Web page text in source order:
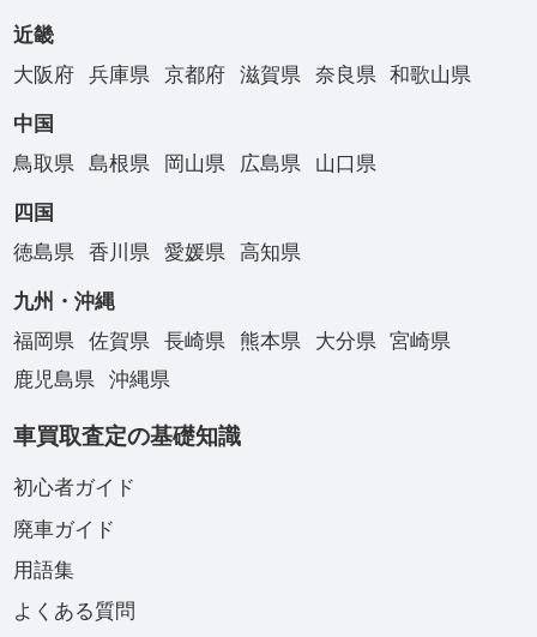
近畿
大阪府
兵庫県 京都府 滋賀県 奈良県 和歌山県
中国
鳥取県
島根県 岡山県 広島県 山口県
四国
徳島県
香川県 愛媛県 高知県
九州・沖縄
福岡県
佐賀県 長崎県 熊本県 大分県
宮崎県
鹿児島県
沖縄県
車買取査定の基礎知識
初心者ガイド
廃車ガイド
用語集
よくある質問